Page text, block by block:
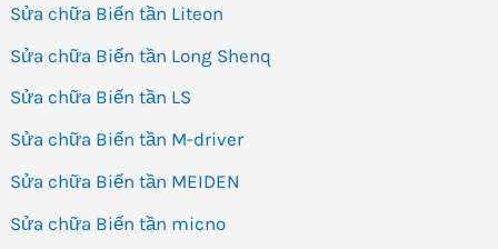
Sửa chữa Biến tần Liteon
Sửa chữa Biến tần Long Shenq
Sửa chữa Biến tần LS
Sửa chữa Biến tần M-driver
Sửa chữa Biến tần MEIDEN
Sửa chữa Biến tần micno